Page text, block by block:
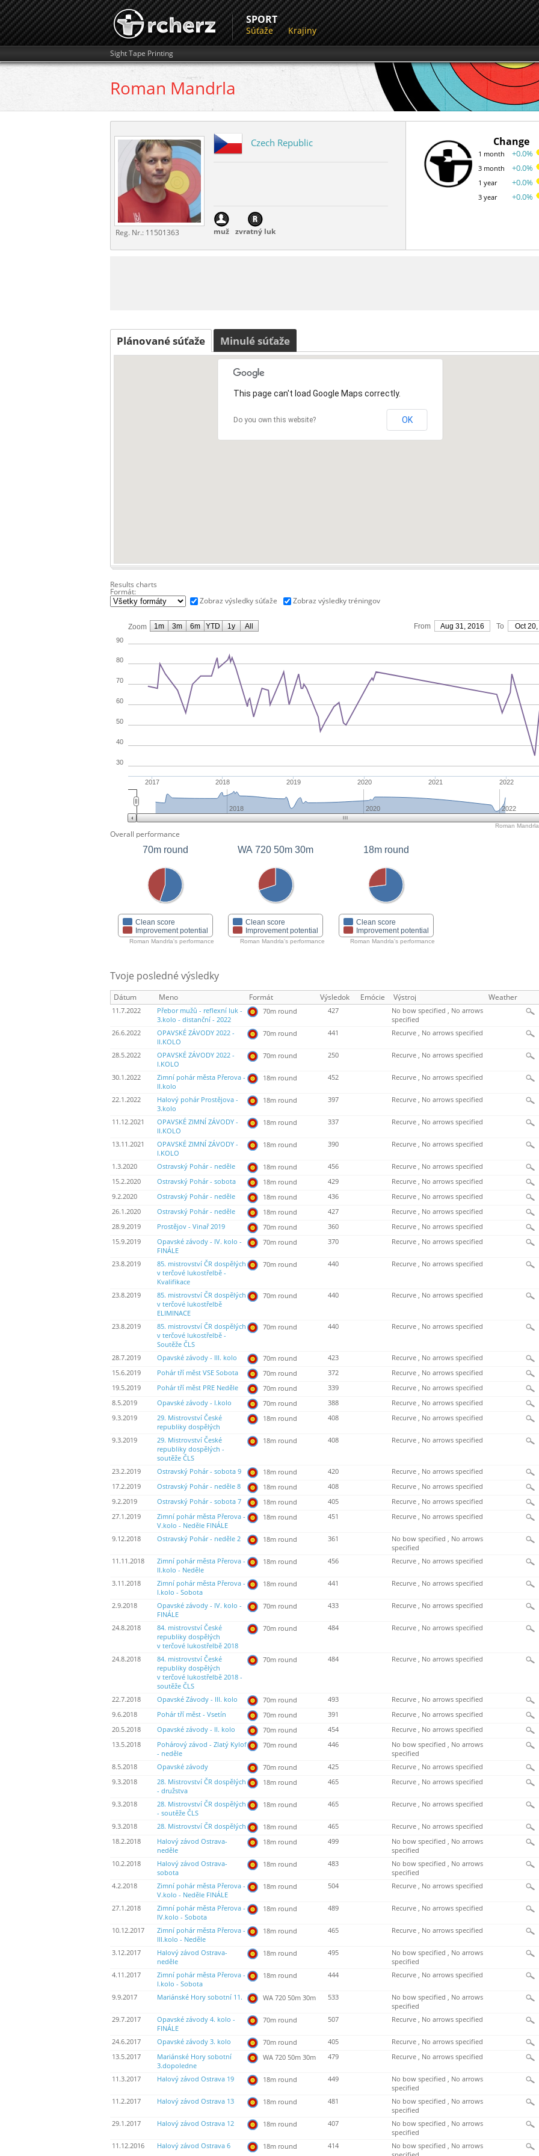
SPORT
Súťaže Krajiny
Sight Tape Printing
Roman Mandrla
Reg. Nr.: 11501363
Czech Republic
muž zvratný luk
Change
1 month
3 month
1 year
3 year
+0.0%
+0.0%
+0.0%
+0.0%
Plánované súťaže Minulé súťaže
This page can't load Google Maps correctly.
Do you own this website? OK
Results charts
Formát:
Zobraz výsledky súťaže
Zobraz výsledky tréningov
Zoom From Aug 31, 2016 To Oct
2017 2018 2019 2020 2021 2022
30
40
50
60
70
80
90
2018 2020 2022
1m 3m 6m YTD 1y All
Roman
Overall performance
70m round
Clean score
Improvement potential
Roman Mandrla's performance
WA 720 50m 30m
Clean score
Improvement potential
Roman Mandrla's performance
18m round
Clean score
Improvement potential
Roman Mandrla's performance
Tvoje posledné výsledky
Dátum Meno Formát Výsledok Emócie Výstroj Weather
11.7.2022
Přebor mužů - reflexní luk -
3.kolo - distanční - 2022
70m round 427
No bow specified , No arrows
specified
26.6.2022
OPAVSKÉ ZÁVODY 2022 -
II.KOLO
70m round 441 Recurve , No arrows specified
28.5.2022
OPAVSKÉ ZÁVODY 2022 -
I.KOLO
70m round 250 Recurve , No arrows specified
30.1.2022
Zimní pohár města Přerova -
II.kolo
18m round 452 Recurve , No arrows specified
22.1.2022
Halový pohár Prostějova -
3.kolo
18m round 397 Recurve , No arrows specified
11.12.2021
OPAVSKÉ ZIMNÍ ZÁVODY -
II.KOLO
18m round 337 Recurve , No arrows specified
13.11.2021
OPAVSKÉ ZIMNÍ ZÁVODY -
I.KOLO
18m round 390 Recurve , No arrows specified
1.3.2020 Ostravský Pohár - neděle 18m round 456
Recurve , No arrows specified
15.2.2020
Ostravský Pohár - sobota 18m round 429
Recurve , No arrows specified
9.2.2020
Ostravský Pohár - neděle 18m round 436
Recurve , No arrows specified
26.1.2020
Ostravský Pohár - neděle 18m round 427
Recurve , No arrows specified
28.9.2019
Prostějov - Vinař 2019 70m round 360
Recurve , No arrows specified
15.9.2019
Opavské závody - IV. kolo -
FINÁLE
70m round 370 Recurve , No arrows specified
23.8.2019
85. mistrovství ČR dospělých
v terčové lukostřelbě -
Kvalifikace
70m round 440 Recurve , No arrows specified
23.8.2019
85. mistrovství ČR dospělých
v terčové lukostřelbě
ELIMINACE
70m round 440 Recurve , No arrows specified
23.8.2019
85. mistrovství ČR dospělých
v terčové lukostřelbě -
Soutěže ČLS
70m round 440 Recurve , No arrows specified
28.7.2019 Opavské závody - III. kolo 70m round 423
Recurve , No arrows specified
15.6.2019
Pohár tří měst VSE Sobota 70m round 372
Recurve , No arrows specified
19.5.2019
Pohár tří měst PRE Neděle 70m round 339
Recurve , No arrows specified
8.5.2019
Opavské závody - I.kolo 70m round 388
Recurve , No arrows specified
9.3.2019
29. Mistrovství České
republiky dospělých
18m round 408 Recurve , No arrows specified
9.3.2019
29. Mistrovství České
republiky dospělých -
soutěže ČLS
18m round 408 Recurve , No arrows specified
23.2.2019 Ostravský Pohár - sobota 9 18m round 420
Recurve , No arrows specified
17.2.2019
Ostravský Pohár - neděle 8 18m round 408
Recurve , No arrows specified
9.2.2019
Ostravský Pohár - sobota 7 18m round 405
Recurve , No arrows specified
27.1.2019
Zimní pohár města Přerova -
V.kolo - Neděle FINÁLE
18m round 451 Recurve , No arrows specified
9.12.2018 Ostravský Pohár - neděle 2 18m round 361
No bow specified , No arrows
specified
11.11.2018
Zimní pohár města Přerova -
II.kolo - Neděle
18m round 456 Recurve , No arrows specified
3.11.2018
Zimní pohár města Přerova -
I.kolo - Sobota
18m round 441 Recurve , No arrows specified
2.9.2018
Opavské závody - IV. kolo -
FINÁLE
70m round 433 Recurve , No arrows specified
24.8.2018
84. mistrovství České
republiky dospělých
v terčové lukostřelbě 2018
70m round 484 Recurve , No arrows specified
24.8.2018
84. mistrovství České
republiky dospělých
v terčové lukostřelbě 2018 -
soutěže ČLS
70m round 484 Recurve , No arrows specified
22.7.2018 Opavské Závody - III. kolo 70m round 493
Recurve , No arrows specified
9.6.2018
Pohár tří měst - Vsetín 70m round 391
Recurve , No arrows specified
20.5.2018
Opavské závody - II. kolo 70m round 454
Recurve , No arrows specified
13.5.2018
Pohárový závod - Zlatý Kylof
- neděle
70m round 446
No bow specified , No arrows
specified
8.5.2018
Opavské závody 70m round 425
Recurve , No arrows specified
9.3.2018
28. Mistrovství ČR dospělých
- družstva
18m round 465 Recurve , No arrows specified
9.3.2018
28. Mistrovství ČR dospělých
- soutěže ČLS
18m round 465 Recurve , No arrows specified
9.3.2018 28. Mistrovství ČR dospělých 18m round 465
Recurve , No arrows specified
18.2.2018
Halový závod Ostrava-
neděle
18m round 499
No bow specified , No arrows
specified
10.2.2018
Halový závod Ostrava-
sobota
18m round 483
No bow specified , No arrows
specified
4.2.2018
Zimní pohár města Přerova -
V.kolo - Neděle FINÁLE
18m round 504 Recurve , No arrows specified
27.1.2018
Zimní pohár města Přerova -
IV.kolo - Sobota
18m round 489 Recurve , No arrows specified
10.12.2017
Zimní pohár města Přerova -
III.kolo - Neděle
18m round 465 Recurve , No arrows specified
3.12.2017
Halový závod Ostrava-
neděle
18m round 495
No bow specified , No arrows
specified
4.11.2017
Zimní pohár města Přerova -
I.kolo - Sobota
18m round 444 Recurve , No arrows specified
9.9.2017 Mariánské Hory sobotní 11. WA 720 50m 30m 533
No bow specified , No arrows
specified
29.7.2017
Opavské závody 4. kolo -
FINÁLE
70m round 507 Recurve , No arrows specified
24.6.2017 Opavské závody 3. kolo 70m round 405
Recurve , No arrows specified
13.5.2017
Mariánské Hory sobotní
3.dopoledne
WA 720 50m 30m 479 Recurve , No arrows specified
11.3.2017 Halový závod Ostrava 19 18m round 449
No bow specified , No arrows
specified
11.2.2017
Halový závod Ostrava 13 18m round 481
No bow specified , No arrows
specified
29.1.2017
Halový závod Ostrava 12 18m round 407
No bow specified , No arrows
specified
11.12.2016
Halový závod Ostrava 6 18m round 414
No bow specified , No arrows